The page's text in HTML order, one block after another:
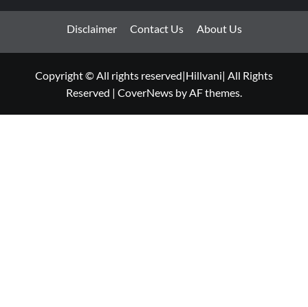
Disclaimer Contact Us About Us
Copyright © All rights reserved|Hillvani| All Rights
Reserved | CoverNews by AF themes.